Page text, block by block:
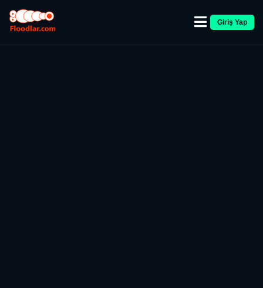
Giriş Yap